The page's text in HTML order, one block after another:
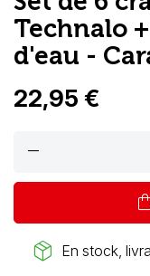
Technalo
d'eau -
22,95 €
remove
shopping_bag
package_2 En stock,